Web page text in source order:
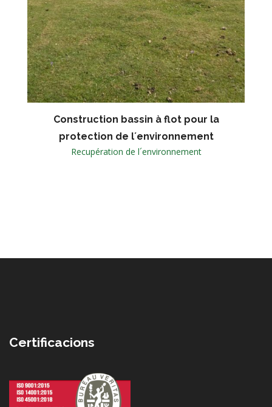
Construction bassin à flot pour la
protection de l´environnement
Recupération de l´environnement
Certificacions